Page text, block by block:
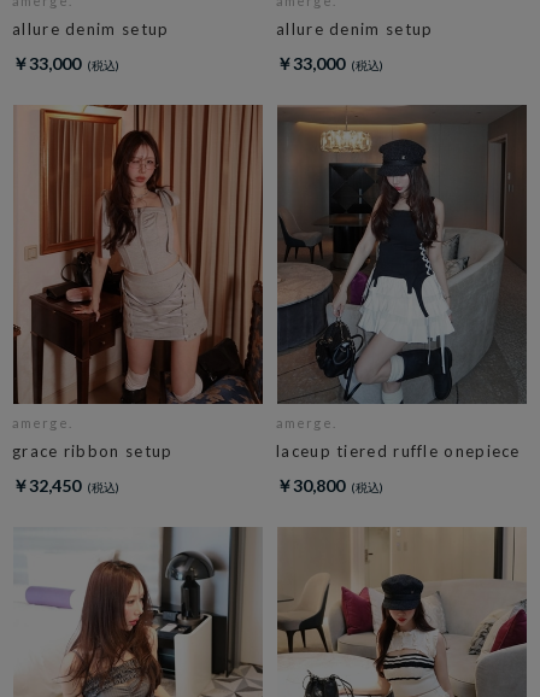
allure denim setup
￥33,000
allure denim setup
￥33,000
amerge.
grace ribbon setup
￥32,450
amerge.
laceup tiered ruffle onepiece
￥30,800